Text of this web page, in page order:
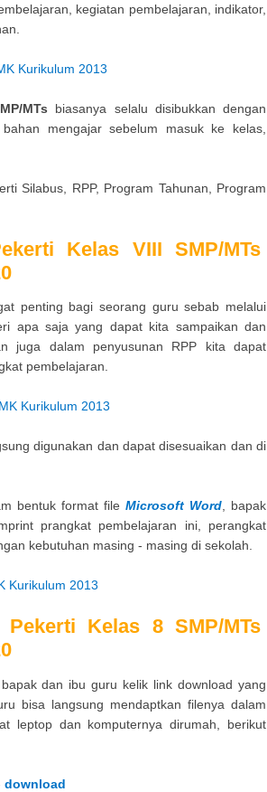
kegiatan pembelajaran, indikator,
Kurikulum 2013
MTs biasanya selalu disibukkan dengan
mengajar sebelum masuk ke kelas,
Silabus, RPP, Program Tahunan, Program
Kelas VIII SMP/MTs
penting bagi seorang guru sebab melalui
apa saja yang dapat kita sampaikan dan
juga dalam penyusunan RPP kita dapat
pembelajaran.
Kurikulum 2013
digunakan dan dapat disesuaikan dan di
bentuk format fileMicrosoft Word, bapak
prangkat pembelajaran ini, perangkat
kebutuhan masing - masing di sekolah.
Kurikulum 2013
Kelas 8 SMP/MTs
dan ibu guru kelik link download yang
bisa langsung mendaptkan filenya dalam
leptop dan komputernya dirumah, berikut
download